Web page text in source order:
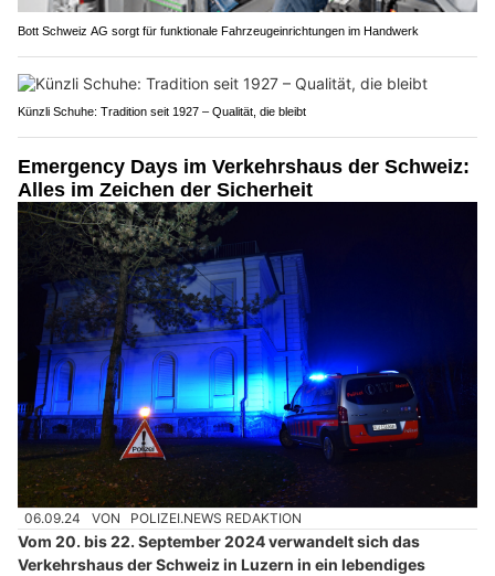
Bott Schweiz AG sorgt für funktionale Fahrzeugeinrichtungen im Handwerk
Künzli Schuhe: Tradition seit 1927 – Qualität, die bleibt
Emergency Days im Verkehrshaus der Schweiz:
Alles im Zeichen der Sicherheit
06.09.24 VON POLIZEI.NEWS REDAKTION
Vom 20. bis 22. September 2024 verwandelt sich das
Verkehrshaus der Schweiz in Luzern in ein lebendiges